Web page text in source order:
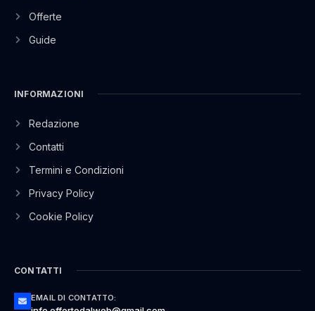
Offerte
Guide
INFORMAZIONI
Redazione
Contatti
Termini e Condizioni
Privacy Policy
Cookie Policy
CONTATTI
EMAIL DI CONTATTO: